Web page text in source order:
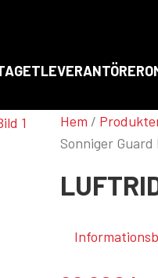
LEVERANTÖRER
Hem /
Sonniger Guard